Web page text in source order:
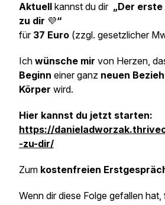
Aktuell kannst du dir „Der
zu dir 💜“
für 37 Euro (zzgl. gesetzlicher
Ich wünsche mir von Herzen,
Beginn einer ganz neuen
Körper wird.
Hier kannst du jetzt starten:
https://
-zu-dir/
Zum kostenfreien
Wenn dir diese Folge gefallen